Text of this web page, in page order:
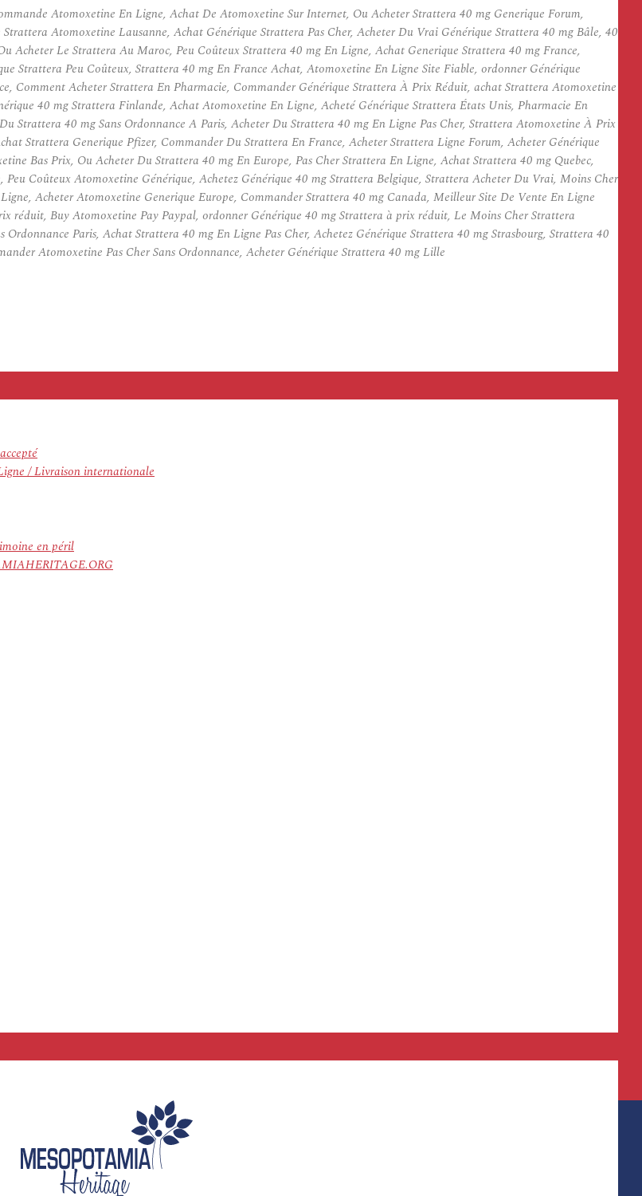
Atomoxetine En Ligne, Achat De Atomoxetine Sur Internet, Ou Acheter Strattera 40 mg Generique Forum,
Atomoxetine Lausanne, Achat Générique Strattera Pas Cher, Acheter Du Vrai Générique Strattera 40 mg Bâle, 40
Acheter Le Strattera Au Maroc, Peu Coûteux Strattera 40 mg En Ligne, Achat Generique Strattera 40 mg France,
Strattera Peu Coûteux, Strattera 40 mg En France Achat, Atomoxetine En Ligne Site Fiable, ordonner Générique
Comment Acheter Strattera En Pharmacie, Commander Générique Strattera À Prix Réduit, achat Strattera Atomoxetine
40 mg Strattera Finlande, Achat Atomoxetine En Ligne, Acheté Générique Strattera États Unis, Pharmacie En
Strattera 40 mg Sans Ordonnance A Paris, Acheter Du Strattera 40 mg En Ligne Pas Cher, Strattera Atomoxetine À Prix
Strattera Generique Pfizer, Commander Du Strattera En France, Acheter Strattera Ligne Forum, Acheter Générique
Bas Prix, Ou Acheter Du Strattera 40 mg En Europe, Pas Cher Strattera En Ligne, Achat Strattera 40 mg Quebec,
Coûteux Atomoxetine Générique, Achetez Générique 40 mg Strattera Belgique, Strattera Acheter Du Vrai, Moins Cher
Acheter Atomoxetine Generique Europe, Commander Strattera 40 mg Canada, Meilleur Site De Vente En Ligne
réduit, Buy Atomoxetine Pay Paypal, ordonner Générique 40 mg Strattera à prix réduit, Le Moins Cher Strattera
Paris, Achat Strattera 40 mg En Ligne Pas Cher, Achetez Générique Strattera 40 mg Strasbourg, Strattera 40
Atomoxetine Pas Cher Sans Ordonnance, Acheter Générique Strattera 40 mg Lille
/ Livraison internationale
en péril